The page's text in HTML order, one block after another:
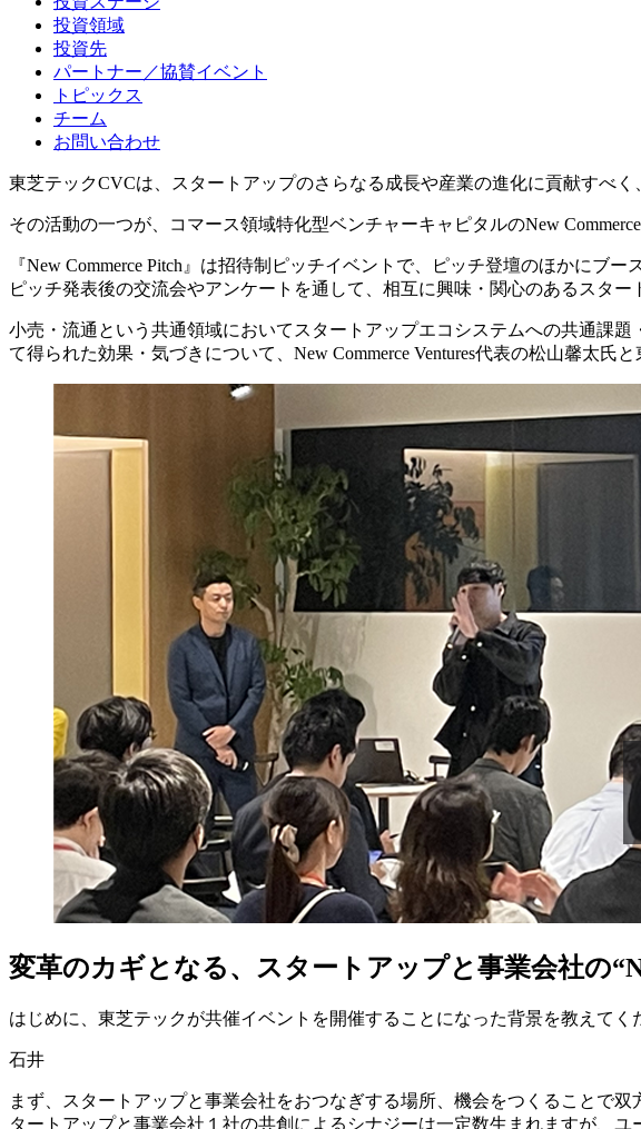
投資領域
投資先
パートナー／協賛イベント
トピックス
チーム
お問い合わせ
東芝テックCVCは、スタートアップのさらなる成長や産業の進化に貢献すべ
その活動の一つが、コマース領域特化型ベンチャーキャピタルのNew
『New Commerce Pitch』は招待制ピッチイベントで、ピッチ登壇のほかにブ
ピッチ発表後の交流会やアンケートを通して、相互に興味・関心のあるスタ
小売・流通という共通領域においてスタートアップエコシステムへの共通課
て得られた効果・気づきについて、New Commerce Ventures代表の松山馨太
変革のカギとなる、スタートアップと事業会社の
はじめに、東芝テックが共催イベントを開催することになった背景を教えてく
石井
まず、スタートアップと事業会社をおつなぎする場所、機会をつくることで
タートアップと事業会社１社の共創によるシナジーは一定数生まれますが、